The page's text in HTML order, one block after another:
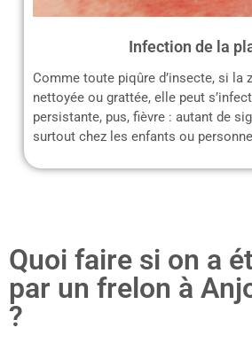
Infection de la
Comme toute piqûre d’insecte, si la
nettoyée ou grattée, elle peut
persistante, pus, fièvre : autant de
surtout chez les enfants ou
Quoi faire si on a
par un frelon à
?